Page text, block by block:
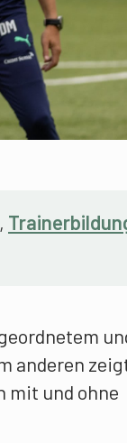
anderen
mit und ohne